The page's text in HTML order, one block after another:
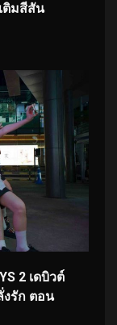
ติมสีสัน
2 เดบิวต์
งรัก ตอน